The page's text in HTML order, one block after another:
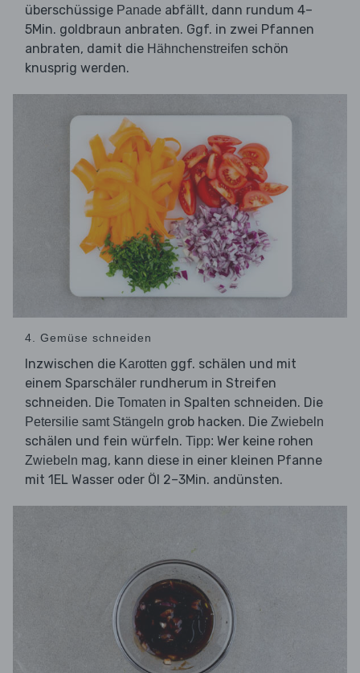
überschüssige Panade abfällt, dann rundum 4–
5Min. goldbraun anbraten. Ggf. in zwei Pfannen
anbraten, damit die Hähnchenstreifen schön
knusprig werden.
4. Gemüse schneiden
Inzwischen die Karotten ggf. schälen und mit
einem Sparschäler rundherum in Streifen
schneiden. Die Tomaten in Spalten schneiden. Die
Petersilie samt Stängeln grob hacken. Die Zwiebeln
schälen und fein würfeln. Tipp: Wer keine rohen
Zwiebeln mag, kann diese in einer kleinen Pfanne
mit 1EL Wasser oder Öl 2–3Min. andünsten.